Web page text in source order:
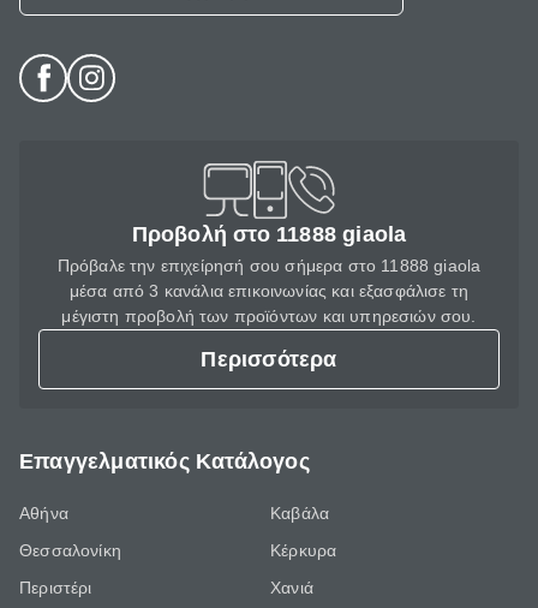
Προβολή στο 11888 giaola
Πρόβαλε την επιχείρησή σου σήμερα στο 11888 giaola
μέσα από 3 κανάλια επικοινωνίας και εξασφάλισε τη
μέγιστη προβολή των προϊόντων και υπηρεσιών σου.
Περισσότερα
Επαγγελματικός Κατάλογος
Αθήνα
Θεσσαλονίκη
Περιστέρι
Καβάλα
Κέρκυρα
Χανιά